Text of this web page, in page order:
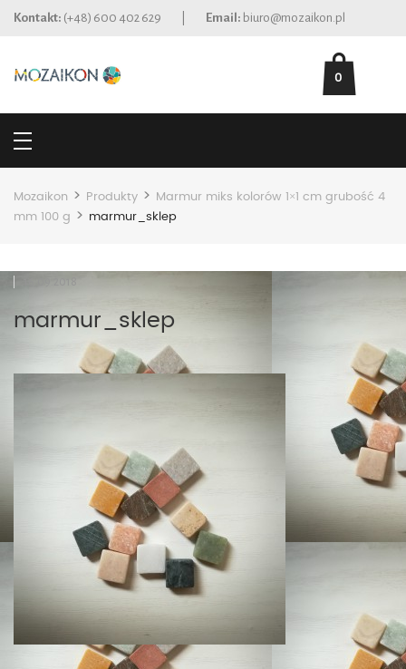
Kontakt: (+48) 600 402 629 Email: biuro@mozaikon.pl
0
Mozaikon > Produkty >
Marmur miks kolorów 1×1 cm grubość 4
mm 100 g
> marmur_sklep
marmur_sklep